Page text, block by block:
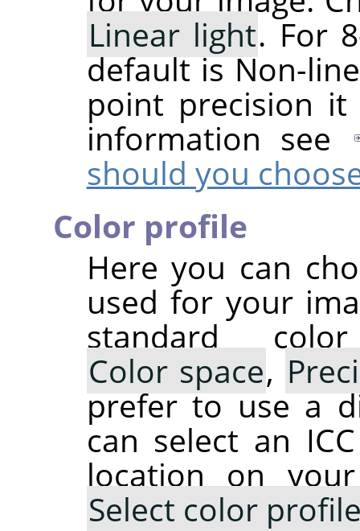
Linear light. For
default is Non-
point precision
information see
should you
Color profile
Here you can
used for your
standard
Color space,
prefer to use a
can select an
location on
Select color